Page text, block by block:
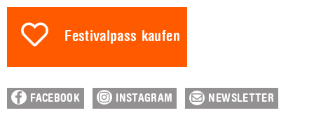
Festivalpass kaufen
FACEBOOK INSTAGRAM NEWSLETTER